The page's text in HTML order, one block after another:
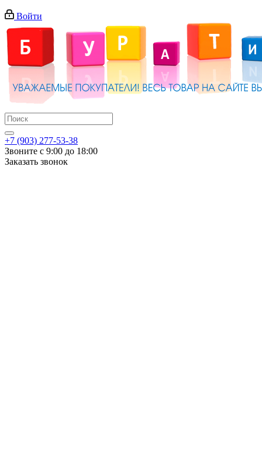
Войти
+7 (903) 277-53-38
Звоните с 9:00 до 18:00
Заказать звонок